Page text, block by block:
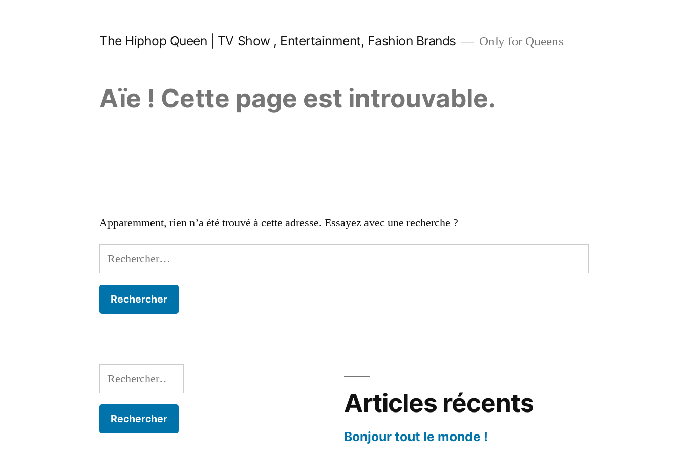
The Hiphop Queen | TV Show , Entertainment, Fashion Brands Only for Queens
Aïe ! Cette page est introuvable.
Apparemment, rien n’a été trouvé à cette adresse. Essayez avec une recherche ?
Rechercher :
Rechercher :
Articles récents
Bonjour tout le monde !